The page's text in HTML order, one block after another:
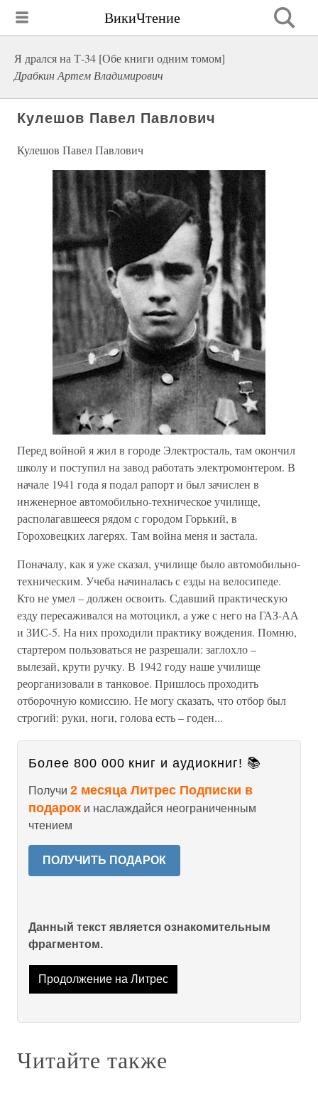
ВикиЧтение
Я дрался на Т-34 [Обе книги одним томом]
Драбкин Артем Владимирович
Кулешов Павел Павлович
Кулешов Павел Павлович
Перед войной я жил в городе Электросталь, там окончил
школу и поступил на завод работать электромонтером. В
начале 1941 года я подал рапорт и был зачислен в
инженерное автомобильно-техническое училище,
располагавшееся рядом с городом Горький, в
Гороховецких лагерях. Там война меня и застала.
Поначалу, как я уже сказал, училище было автомобильно-
техническим. Учеба начиналась с езды на велосипеде.
Кто не умел – должен освоить. Сдавший практическую
езду пересаживался на мотоцикл, а уже с него на ГАЗ-АА
и ЗИС-5. На них проходили практику вождения. Помню,
стартером пользоваться не разрешали: заглохло –
вылезай, крути ручку. В 1942 году наше училище
реорганизовали в танковое. Пришлось проходить
отборочную комиссию. Не могу сказать, что отбор был
строгий: руки, ноги, голова есть – годен...
Более 800 000 книг и аудиокниг! 📚
Получи 2 месяца Литрес Подписки в
подарок и наслаждайся неограниченным
чтением
ПОЛУЧИТЬ ПОДАРОК
Данный текст является ознакомительным
фрагментом.
Продолжение на Литрес
Читайте также